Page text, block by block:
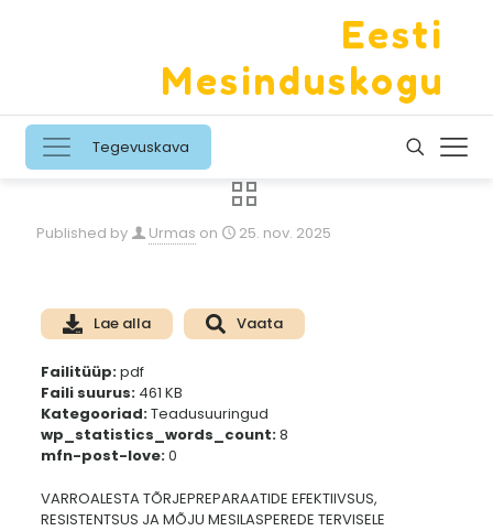
Eesti
Mesinduskogu
Tegevuskava
Published by Urmas on 25. nov. 2025
VARROALESTA TÕRJEPREPARAATIDE EFEKTIIVSUS,
RESISTENTSUS JA MÕJU MESILASPEREDE TERVISELE
Lae alla Vaata
Failitüüp:pdf
Faili suurus:461 KB
Kategooriad:Teadusuuringud
wp_statistics_words_count:8
mfn-post-love:0